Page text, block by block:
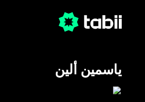
ياسمين ألين